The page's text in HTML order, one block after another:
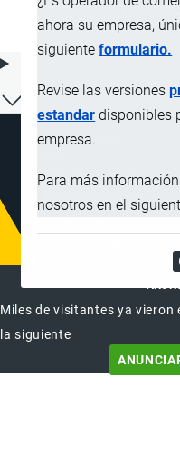
ahora su empresa,
siguienteformulario.
Revise las versiones
estandar disponibles
empresa.
Para más
nosotros en el
de la
Miles de visitantes ya vieron
la siguiente